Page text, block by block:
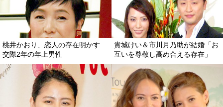
桃井かおり、恋人の存在明かす
交際2年の年上男性
貴城けい＆市川月乃助が結婚「お
互いを尊敬し高め合える存在」